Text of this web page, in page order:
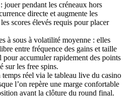
jouer pendant les créneaux hors
directe et augmente les
scores élevés requis pour placer
à sous à volatilité moyenne : elles
entre fréquence des gains et taille
pour accumuler rapidement des points
sur les free spins.
temps réel via le tableau live du casino
l’on repère une marge confortable
avant la clôture du round final.